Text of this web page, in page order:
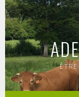
Aller
au
contenu
principal